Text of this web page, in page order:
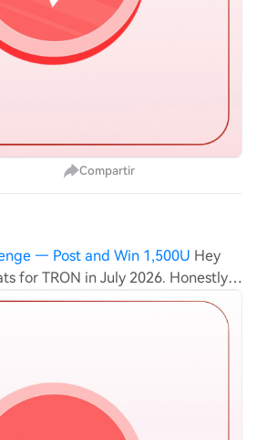
Compartir
— Post and Win 1,500U Hey
for TRON in July 2026. Honestly,
is pretty impressive... tbh I
first but seeing those 25+ million